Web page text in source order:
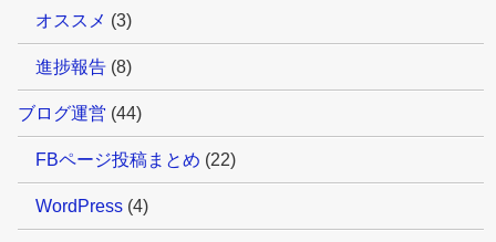
オススメ (3)
進捗報告 (8)
ブログ運営 (44)
FBページ投稿まとめ (22)
WordPress (4)